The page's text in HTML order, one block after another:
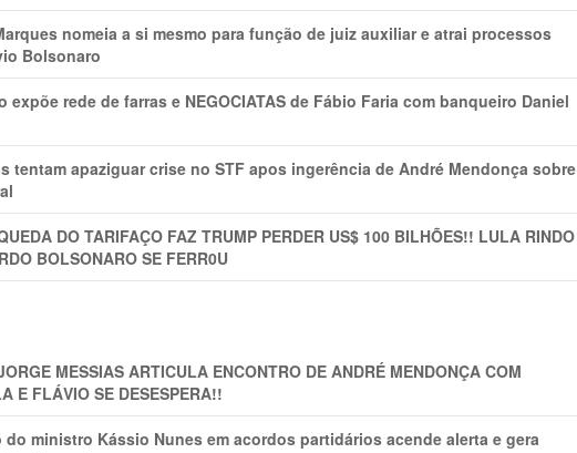
nomeia a si mesmo para função de juiz auxiliar e atrai processos
Bolsonaro
expõe rede de farras e NEGOCIATAS de Fábio Faria com banqueiro Daniel
tentam apaziguar crise no STF apos ingerência de André Mendonça sobre
DO TARIFAÇO FAZ TRUMP PERDER US$ 100 BILHÕES!! LULA RINDO
BOLSONARO SE FERR0U
MESSIAS ARTICULA ENCONTRO DE ANDRÉ MENDONÇA COM
E FLÁVIO SE DESESPERA!!
do ministro Kássio Nunes em acordos partidários acende alerta e gera